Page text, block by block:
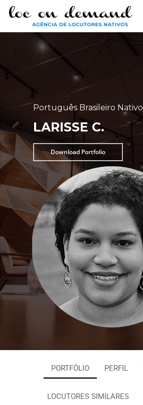
Skip
main
Português Brasileiro Nativo
LARISSE C.
Download Portfolio
PORTFÓLIO PERFIL
LOCUTORES SIMILARES